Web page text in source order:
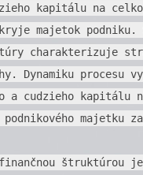
kapitálu na
majetok
charakterizuje
Dynamiku procesu
a cudzieho kapitálu
majetku
štruktúrou